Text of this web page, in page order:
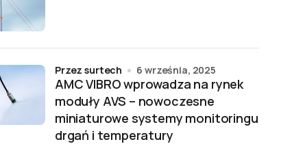
AMC VIBRO wprowadza na rynek
moduły AVS – nowoczesne
miniaturowe systemy monitoringu
drgań i temperatury
przez surtech 6 września, 2025